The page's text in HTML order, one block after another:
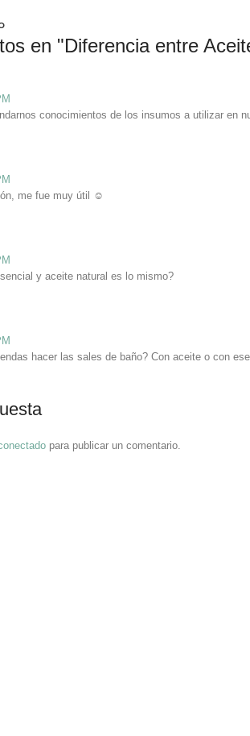
en "Diferencia entre
conocimientos de los insumos a utilizar en
me fue muy útil ☺
y aceite natural es lo mismo?
hacer las sales de baño? Con aceite o con
para publicar un comentario.